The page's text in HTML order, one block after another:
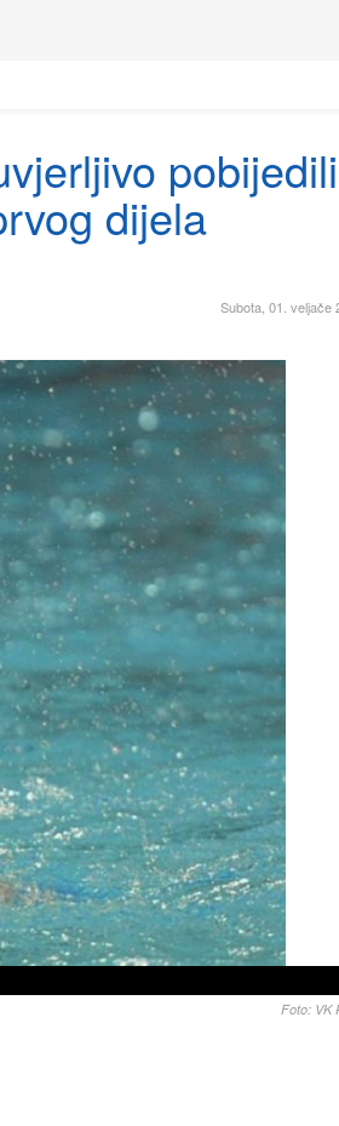
pobijedili
dijela
Subota, 01. veljače
Foto: VK